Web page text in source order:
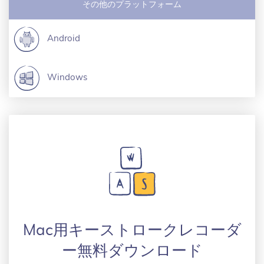
その他のプラットフォーム
Android
Windows
Mac用キーストロークレコーダ
ー無料ダウンロード